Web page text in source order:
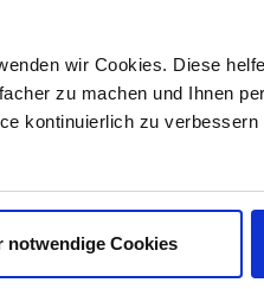
wir Cookies. Diese
zu machen und Ihnen
kontinuierlich zu verbessern
notwendige Cookies